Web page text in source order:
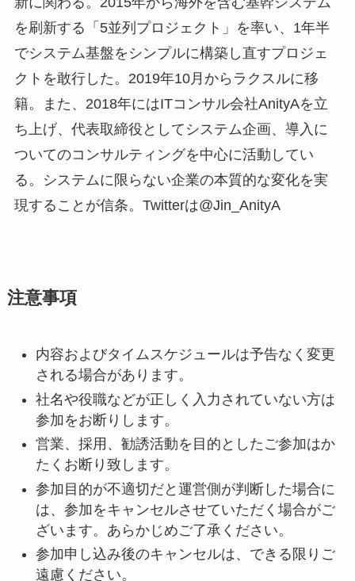
を刷新する「5並列プロジェクト」を率い、1年半
でシステム基盤をシンプルに構築し直すプロジェ
クトを敢行した。2019年10月からラクスルに移
籍。また、2018年にはITコンサル会社AnityAを立
ち上げ、代表取締役としてシステム企画、導入に
ついてのコンサルティングを中心に活動してい
る。システムに限らない企業の本質的な変化を実
現することが信条。Twitterは@Jin_AnityA
注意事項
内容およびタイムスケジュールは予告なく変更
される場合があります。
社名や役職などが正しく入力されていない方は
参加をお断りします。
営業、採用、勧誘活動を目的としたご参加はか
たくお断り致します。
参加目的が不適切だと運営側が判断した場合に
は、参加をキャンセルさせていただく場合がご
ざいます。あらかじめご了承ください。
参加申し込み後のキャンセルは、できる限りご
遠慮ください。